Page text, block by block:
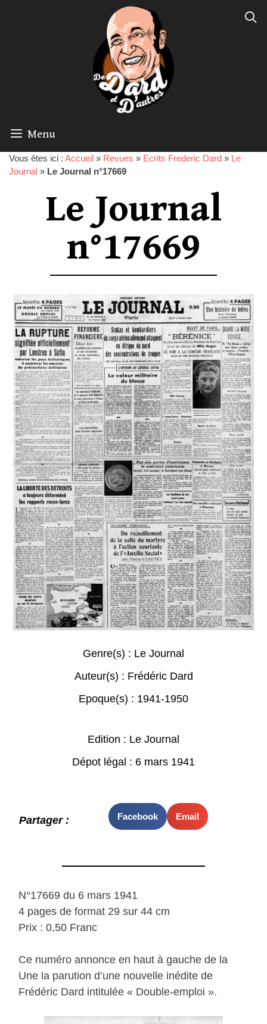
Menu
Vous êtes ici : Accueil » Revues » Ecrits Frederic Dard » Le
Journal » Le Journal n°17669
Le Journal
n°17669
Genre(s) : Le Journal
Auteur(s) : Frédéric Dard
Epoque(s) : 1941-1950
Edition : Le Journal
Dépot légal : 6 mars 1941
Partager : Facebook Email
N°17669 du 6 mars 1941
4 pages de format 29 sur 44 cm
Prix : 0,50 Franc
Ce numéro annonce en haut à gauche de la
Une la parution d’une nouvelle inédite de
Frédéric Dard intitulée « Double-emploi ».